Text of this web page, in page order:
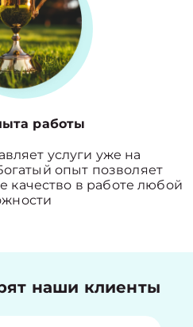
работы
услуги уже на
опыт позволяет
качество в работе любой
наши клиенты